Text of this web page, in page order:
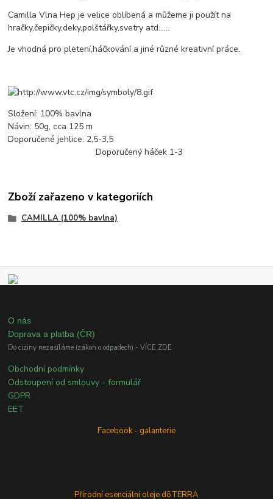
Camilla Vlna Hep je velice oblíbená a můžeme ji použít na
hračky,čepičky,deky,polštářky,svetry atd......
Je vhodná pro pletení,háčkování a jiné různé kreativní práce.
Složení: 100% bavlna
Návin: 50g, cca 125 m
Doporučené jehlice: 2,5-3,5
Doporučený háček 1-3
Zboží zařazeno v kategoriích
CAMILLA (100% bavlna)
O nás
Doprava a platba (ČR)
Do ciziny nezasíláme (zákon o odpadech) - VÍCE ZDE
Obchodní podmínky
Odstoupení od smlouvy - formulář
GDPR
EET
Facebook - galanterie
Přírodní esenciální oleje dōTERRA